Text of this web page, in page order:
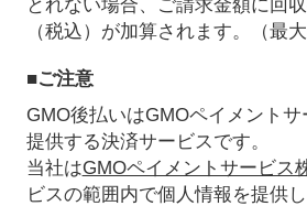
とれない場合、ご請求金額に回
（税込）が加算されます。（最
■ご注意
GMO後払いはGMOペイメント
提供する決済サービスです。
当社はGMOペイメントサービス
ビスの範囲内で個人情報を提供